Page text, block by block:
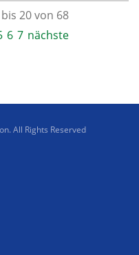
20 von 68
6 7 nächste
All Rights Reserved